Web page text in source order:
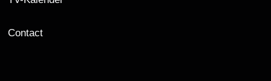
Contact